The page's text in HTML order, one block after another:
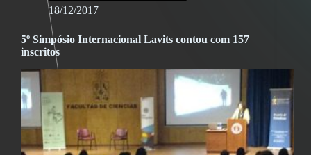
18/12/2017
5º Simpósio Internacional Lavits contou com 157
inscritos